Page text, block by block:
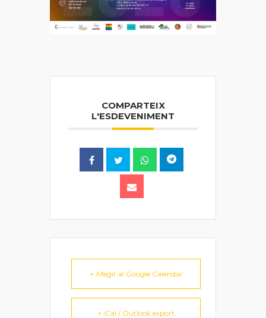
COMPARTEIX
L'ESDEVENIMENT
+ Afegir al Google Calendar
+ iCal / Outlook export